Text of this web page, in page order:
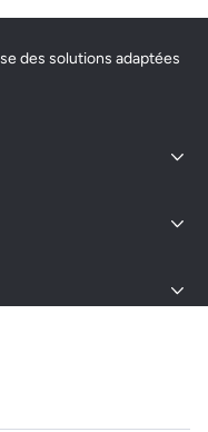
des solutions adaptées